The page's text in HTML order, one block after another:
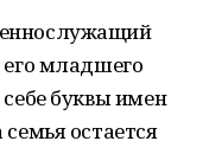
его младшего
буквы имен
остается